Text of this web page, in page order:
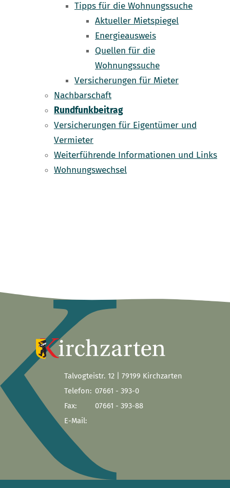
Tipps für die Wohnungssuche
Aktueller Mietspiegel
Energieausweis
Quellen für die
Wohnungssuche
Versicherungen für Mieter
Nachbarschaft
Rundfunkbeitrag
Versicherungen für Eigentümer und
Vermieter
Weiterführende Informationen und Links
Wohnungswechsel
Talvogteistr. 12 | 79199 Kirchzarten
Telefon: 07661 - 393-0
Fax:
07661 - 393-88
E-Mail: